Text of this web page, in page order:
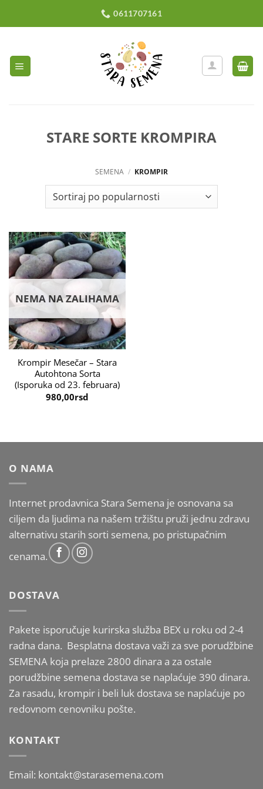
0611707161
STARE SORTE KROMPIRA
SEMENA / KROMPIR
NEMA NA ZALIHAMA
Krompir Mesečar – Stara
Autohtona Sorta
(Isporuka od 23. februara)
980,00rsd
O NAMA
Internet prodavnica Stara Semena je osnovana sa
ciljem da ljudima na našem tržištu pruži jednu zdravu
alternativu starih sorti semena, po pristupačnim
cenama.
DOSTAVA
Pakete isporučuje kurirska služba BEX u roku od 2-4
radna dana. Besplatna dostava važi za sve porudžbine
SEMENA koja prelaze 2800 dinara a za ostale
porudžbine semena dostava se naplaćuje 390 dinara.
Za rasadu, krompir i beli luk dostava se naplaćuje po
redovnom cenovniku pošte.
KONTAKT
Email: kontakt@starasemena.com